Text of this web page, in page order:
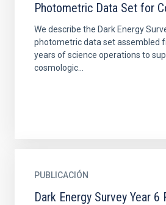
Photometric Data Set for
We describe the Dark Energy
photometric data set assembled
years of science operations to
cosmologic...
PUBLICACIÓN
Dark Energy Survey Year 6